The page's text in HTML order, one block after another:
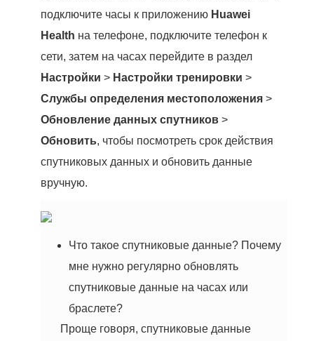
подключите часы к приложению Huawei
Health на телефоне, подключите телефон к
сети, затем на часах перейдите в раздел
Настройки > Настройки тренировки >
Службы определения местоположения >
Обновление данных спутников >
Обновить, чтобы посмотреть срок действия
спутниковых данных и обновить данные
вручную.
Что такое спутниковые данные? Почему
мне нужно регулярно обновлять
спутниковые данные на часах или
браслете?
Проще говоря, спутниковые данные